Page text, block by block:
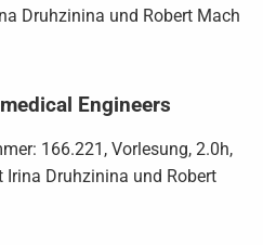
Druhzinina und Robert Mach
Engineers
166.221, Vorlesung, 2.0h,
Irina Druhzinina und Robert